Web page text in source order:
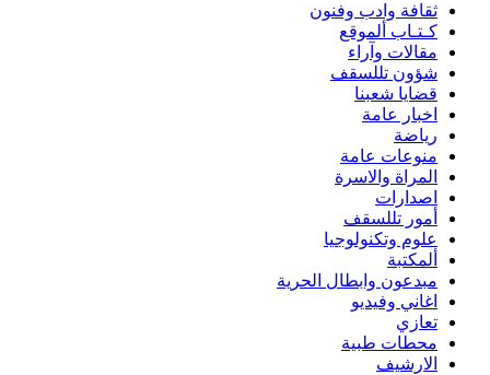
ثقافة وادب وفنون
كـتـاب ألموقع
مقالات وآراء
شؤون تللسقف
قضايا شعبنا
اخبار عامة
رياضة
منوعات عامة
المراة والاسرة
اصدارات
أمور تللسقف
علوم وتكنولوجيا
ألمكتبة
مبدعون وابطال الحرية
اغاني وفيديو
تعازي
محطات طبية
الارشيف